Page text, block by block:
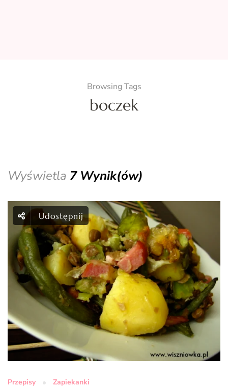
Browsing Tags
boczek
Wyświetla 7 Wynik(ów)
Udostępnij
Przepisy Zapiekanki